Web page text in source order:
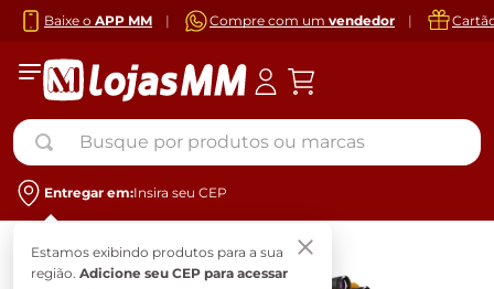
Baixe o APP MM | Compre com um vendedor |
Busque por produtos ou marcas
Entregar em:Insira seu CEP
Estamos exibindo produtos para a sua
região. Adicione seu CEP para acessar